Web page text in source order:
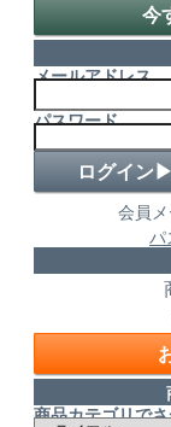
今
メールアドレス
パスワード
会員
パ
商品カテゴリで